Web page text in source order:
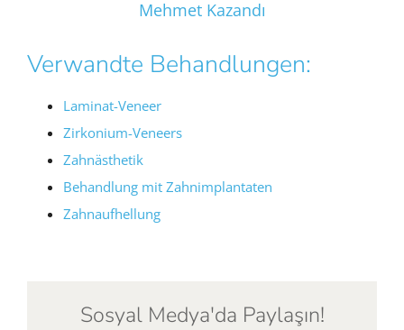
Mehmet Kazandı
Verwandte Behandlungen:
Laminat-Veneer
Zirkonium-Veneers
Zahnästhetik
Behandlung mit Zahnimplantaten
Zahnaufhellung
Sosyal Medya'da Paylaşın!